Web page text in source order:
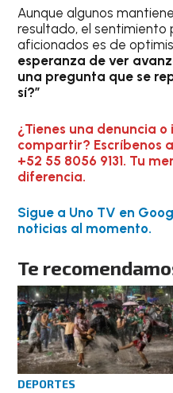
Aunque algunos
resultado, el sentimiento
aficionados es de
esperanza de ver
una pregunta que se
sí?”
¿Tienes una denuncia
compartir? Escríbenos
+52 55 8056 9131. Tu
diferencia.
Sigue a Uno TV en
noticias al momento.
Te
DEPORTES